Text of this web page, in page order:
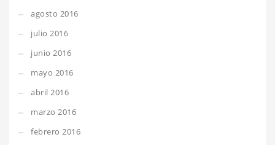
agosto 2016
julio 2016
junio 2016
mayo 2016
abril 2016
marzo 2016
febrero 2016